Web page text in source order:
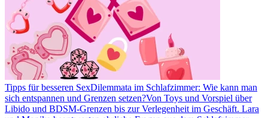
Tipps für besseren SexDilemmata im Schlafzimmer: Wie kann man
sich entspannen und Grenzen setzen?Von Toys und Vorspiel über
Libido und BDSM-Grenzen bis zur Verlegenheit im Geschäft. Lara